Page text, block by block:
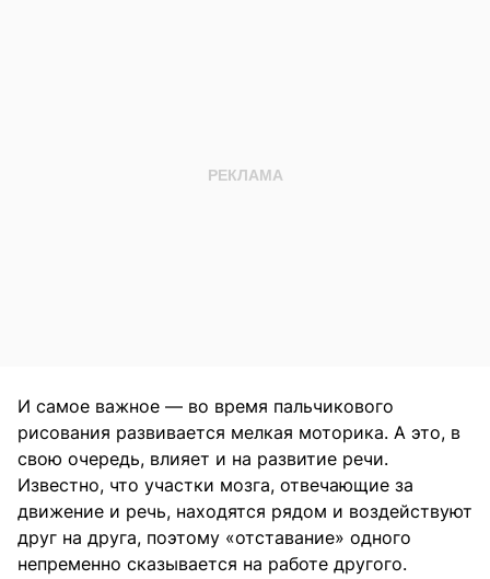
И самое важное — во время пальчикового
рисования развивается мелкая моторика. А это, в
свою очередь, влияет и на развитие речи.
Известно, что участки мозга, отвечающие за
движение и речь, находятся рядом и воздействуют
друг на друга, поэтому «отставание» одного
непременно сказывается на работе другого.